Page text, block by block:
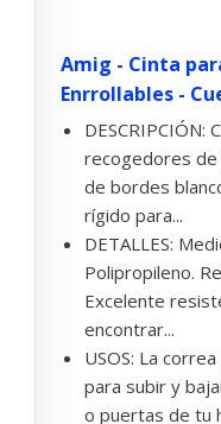
Amig - Cinta
Enrrollables -
DESCRIPCIÓN:
recogedores de
de bordes
rígido para...
DETALLES:
Polipropileno.
Excelente
encontrar...
USOS: La
para subir y
o puertas de tu